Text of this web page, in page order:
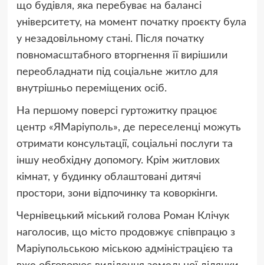
що будівля, яка перебуває на балансі
університету, на момент початку проєкту була
у незадовільному стані. Після початку
повномасштабного вторгнення її вирішили
переобладнати під соціальне житло для
внутрішньо переміщених осіб.
На першому поверсі гуртожитку працює
центр «ЯМаріуполь», де переселенці можуть
отримати консультації, соціальні послуги та
іншу необхідну допомогу. Крім житлових
кімнат, у будинку облаштовані дитячі
простори, зони відпочинку та коворкінги.
Чернівецький міський голова Роман Клічук
наголосив, що місто продовжує співпрацю з
Маріупольською міською адміністрацією та